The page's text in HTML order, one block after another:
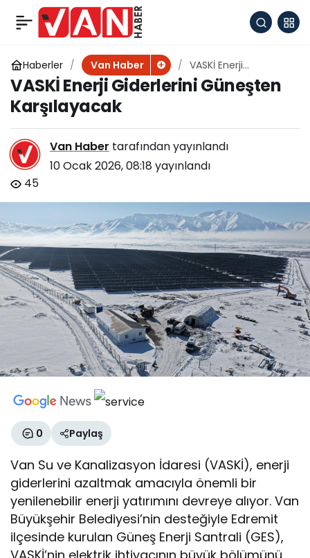
Haberler Van Haber
VASKİ Enerji
Giderlerini Güneşten
Karşılayacak
VASKİ Enerji Giderlerini Güneşten
Karşılayacak
Van Haber tarafından yayınlandı
10 Ocak 2026, 08:18 yayınlandı
45
0 Paylaş
Van Su ve Kanalizasyon İdaresi (VASKİ), enerji
giderlerini azaltmak amacıyla önemli bir
yenilenebilir enerji yatırımını devreye alıyor. Van
Büyükşehir Belediyesi’nin desteğiyle Edremit
ilçesinde kurulan Güneş Enerji Santrali (GES),
Van Büyükşehir
Belediyesi kuşlar için
doğaya yem bıraktı
Paylaş